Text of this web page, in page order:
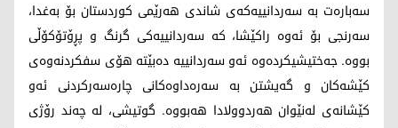
سه‌باره‌ت به‌ سه‌ردانییه‌كه‌ی شاندی هه‌رێمی كوردستان بۆ به‌غدا،
سه‌رنجی بۆ ئه‌وه‌ راكێشا، كه‌ سه‌ردانییه‌كی گرنگ و پڕۆتۆكۆڵی
بووه‌. جه‌ختیشیكرده‌وه‌ ئه‌و سه‌ردانییه‌ ده‌بێته‌ هۆی سفكردنه‌وه‌ی
كێشه‌كان و گه‌یشتن به‌ سه‌ره‌داوه‌كانی چاره‌سه‌ركردنی ئه‌و
كێشانه‌ی له‌نێوان هه‌ردوولادا هه‌بووه‌. گوتیشی، له‌ چه‌ند رۆژی